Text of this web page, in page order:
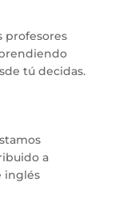
profesores
tú decidas.
a
inglés